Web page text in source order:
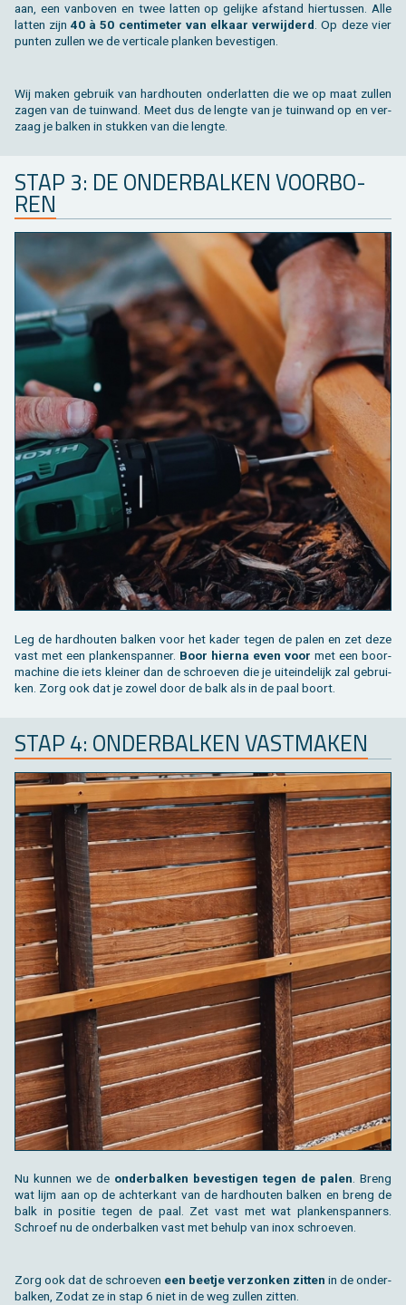
aan, een van­bo­ven en twee lat­ten op ge­lij­ke af­stand hier­tus­sen. Alle
lat­ten zijn 40 à 50 cen­ti­me­ter van el­kaar ver­wij­derd . Op deze vier
pun­ten zul­len we de ver­ti­ca­le plan­ken be­ves­ti­gen.
Wij maken ge­bruik van hard­hou­ten on­der­lat­ten die we op maat zul­len
zagen van de tuin­wand. Meet dus de leng­te van je tuin­wand op en ver­
zaag je bal­ken in stuk­ken van die leng­te.
STAP 3: DE ON­DER­BAL­KEN VOOR­BO­
REN
Leg de hard­hou­ten bal­ken voor het kader tegen de palen en zet deze
vast met een plan­ken­span­ner. Boor hier­na even voor met een boor­
ma­chi­ne die iets klei­ner dan de schroe­ven die je uit­ein­de­lijk zal ge­brui­
ken. Zorg ook dat je zowel door de balk als in de paal boort.
STAP 4: ON­DER­BAL­KEN VAST­MA­KEN
Nu kun­nen we de on­der­bal­ken be­ves­ti­gen tegen de palen. Breng
wat lijm aan op de ach­ter­kant van de hard­hou­ten bal­ken en breng de
balk in po­si­tie tegen de paal. Zet vast met wat plan­ken­span­ners.
Schroef nu de on­der­bal­ken vast met be­hulp van inox schroe­ven.
Zorg ook dat de schroe­ven een beet­je ver­zon­ken zit­ten in de on­der­
bal­ken, Zodat ze in stap 6 niet in de weg zul­len zit­ten.